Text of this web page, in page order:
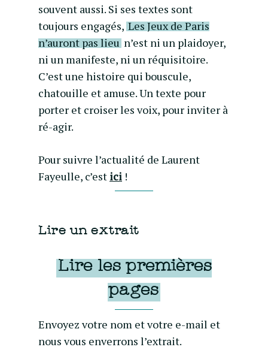
souvent aussi. Si ses textes sont
toujours engagés, Les Jeux de Paris
n’auront pas lieu n’est ni un plaidoyer,
ni un manifeste, ni un réquisitoire.
C’est une histoire qui bouscule,
chatouille et amuse. Un texte pour
porter et croiser les voix, pour inviter à
ré-agir.
Pour suivre l’actualité de Laurent
Fayeulle, c’est ici !
Lire un extrait
Lire les premières
pages
Envoyez votre nom et votre e-mail et
nous vous enverrons l’extrait.